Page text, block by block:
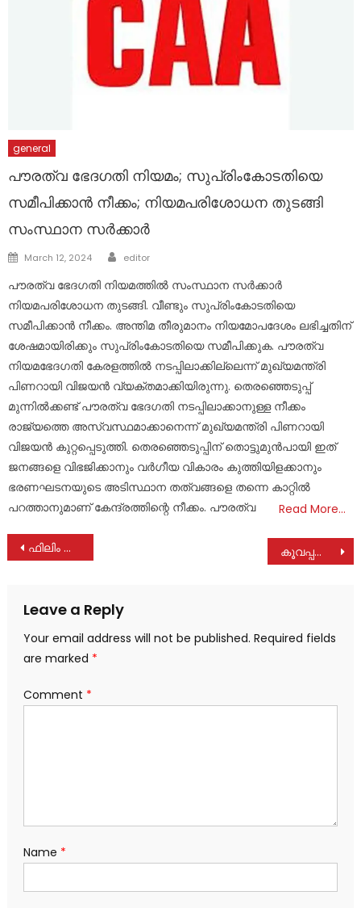
general
പൗരത്വ ഭേദഗതി നിയമം; സുപ്രിംകോടതിയെ
സമീപിക്കാൻ നീക്കം; നിയമപരിശോധന തുടങ്ങി
സംസ്ഥാന സർക്കാർ
Posted
March 12, 2024 Author
editor
പൗരത്വ ഭേദഗതി നിയമത്തിൽ സംസ്ഥാന സർക്കാർ
നിയമപരിശോധന തുടങ്ങി. വീണ്ടും സുപ്രിംകോടതിയെ
സമീപിക്കാൻ നീക്കം. അന്തിമ തീരുമാനം നിയമോപദേശം ലഭിച്ചതിന്
ശേഷമായിരിക്കും സുപ്രിംകോടതിയെ സമീപിക്കുക. പൗരത്വ
നിയമഭേദ​ഗതി കേരളത്തിൽ നടപ്പിലാക്കില്ലെന്ന് മുഖ്യമന്ത്രി
പിണറായി വിജയൻ‌ വ്യക്തമാക്കിയിരുന്നു. തെരഞ്ഞെടുപ്പ്
മുന്നിൽക്കണ്ട് പൗരത്വ ഭേദഗതി നടപ്പിലാക്കാനുള്ള നീക്കം
രാജ്യത്തെ അസ്വസ്ഥമാക്കാനെന്ന് മുഖ്യമന്ത്രി പിണറായി
വിജയൻ കുറ്റപ്പെടുത്തി. തെരഞ്ഞെടുപ്പിന് തൊട്ടുമുൻപായി ഇത്
ജനങ്ങളെ വിഭജിക്കാനും വർഗീയ വികാരം കുത്തിയിളക്കാനും
ഭരണഘടനയുടെ അടിസ്ഥാന തത്വങ്ങളെ തന്നെ കാറ്റിൽ
പറത്താനുമാണ് കേന്ദ്രത്തിന്റെ നീക്കം. പൗരത്വ
Read More…
Post
ഫിലിം ക്രിട്ടിക്സ് അവാർഡ് 2023: മികച്ച ചിത്രം ആട്ടം ; ബിജുമേനോനും വിജയരാഘവനും മികച്ച നടന്മാർ കൂവപ്പള്ളി ഒന്നാം മൈലിൽ ഓട്ടോ മറിഞ്ഞ് ഒരാൾ മരിച്ചു
Leave a Reply
Your email address will not be published. Required fields
are marked *
Comment *
Name *